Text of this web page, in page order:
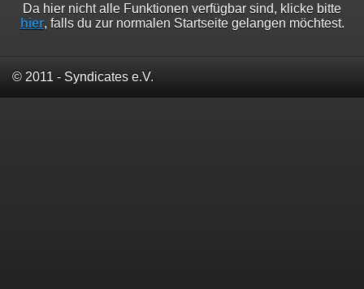
Da hier nicht alle Funktionen verfügbar sind, klicke bitte
hier, falls du zur normalen Startseite gelangen möchtest.
© 2011 - Syndicates e.V.